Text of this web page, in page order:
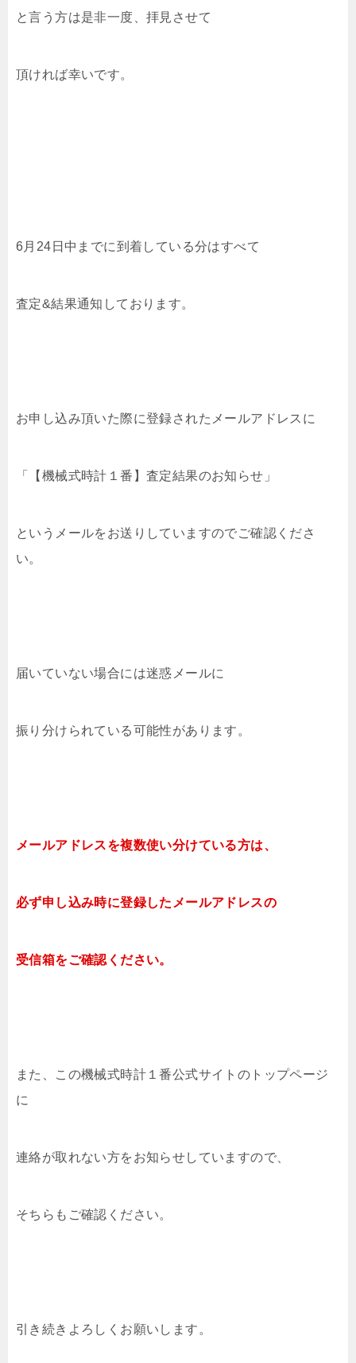
と言う方は是非一度、拝見させて
頂ければ幸いです。
6月24日中までに到着している分はすべて
査定&結果通知しております。
お申し込み頂いた際に登録されたメールアドレスに
「【機械式時計１番】査定結果のお知らせ」
というメールをお送りしていますのでご確認くださ
い。
届いていない場合には迷惑メールに
振り分けられている可能性があります。
メールアドレスを複数使い分けている方は、
必ず申し込み時に登録したメールアドレスの
受信箱をご確認ください。
また、この機械式時計１番公式サイトのトップページ
に
連絡が取れない方をお知らせしていますので、
そちらもご確認ください。
引き続きよろしくお願いします。